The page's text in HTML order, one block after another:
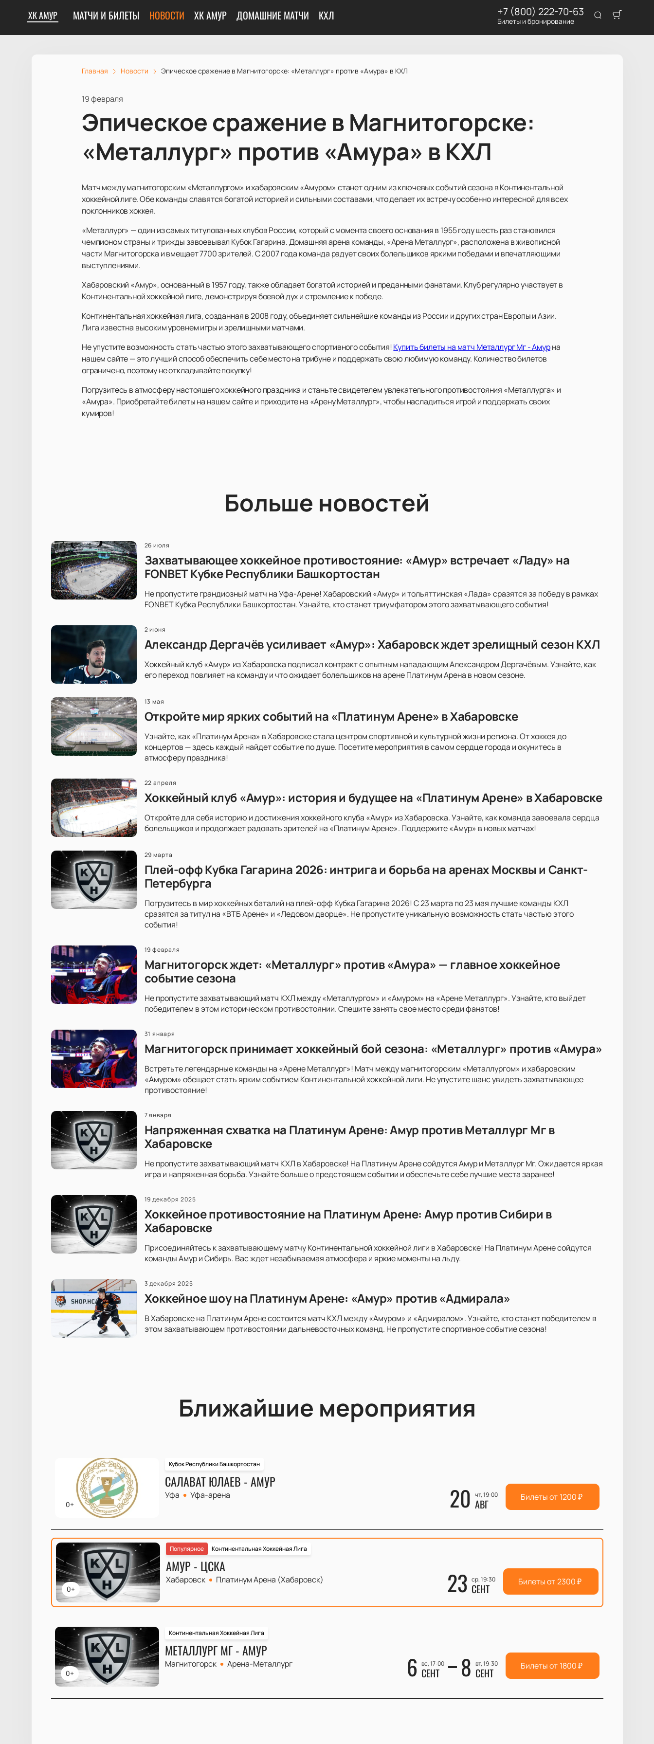
ХК АМУР МАТЧИ И БИЛЕТЫ НОВОСТИ ХК АМУР ДОМАШНИЕ МАТЧИ КХЛ +7 (800) 222-70-63
Билеты и бронирование
Главная Новости Эпическое сражение в Магнитогорске: «Металлург» против «Амура» в КХЛ
19 февраля
Эпическое сражение в Магнитогорске:
«Металлург» против «Амура» в КХЛ
Матч между магнитогорским «Металлургом» и хабаровским «Амуром» станет одним из ключевых событий сезона в Континентальной
хоккейной лиге. Обе команды славятся богатой историей и сильными составами, что делает их встречу особенно интересной для всех
поклонников хоккея.
«Металлург» — один из самых титулованных клубов России, который с момента своего основания в 1955 году шесть раз становился
чемпионом страны и трижды завоевывал Кубок Гагарина. Домашняя арена команды, «Арена Металлург», расположена в живописной
части Магнитогорска и вмещает 7700 зрителей. С 2007 года команда радует своих болельщиков яркими победами и впечатляющими
выступлениями.
Хабаровский «Амур», основанный в 1957 году, также обладает богатой историей и преданными фанатами. Клуб регулярно участвует в
Континентальной хоккейной лиге, демонстрируя боевой дух и стремление к победе.
Континентальная хоккейная лига, созданная в 2008 году, объединяет сильнейшие команды из России и других стран Европы и Азии.
Лига известна высоким уровнем игры и зрелищными матчами.
Не упустите возможность стать частью этого захватывающего спортивного события! Купить билеты на матч Металлург Мг - Амурна
нашем сайте — это лучший способ обеспечить себе место на трибуне и поддержать свою любимую команду. Количество билетов
ограничено, поэтому не откладывайте покупку!
Погрузитесь в атмосферу настоящего хоккейного праздника и станьте свидетелем увлекательного противостояния «Металлурга» и
«Амура». Приобретайте билеты на нашем сайте и приходите на «Арену Металлург», чтобы насладиться игрой и поддержать своих
кумиров!
Больше новостей
26 июля
Захватывающее хоккейное противостояние: «Амур» встречает «Ладу» на
FONBET Кубке Республики Башкортостан
Не пропустите грандиозный матч на Уфа-Арене! Хабаровский «Амур» и тольяттинская «Лада» сразятся за победу в рамках
FONBET Кубка Республики Башкортостан. Узнайте, кто станет триумфатором этого захватывающего события!
2 июня
Александр Дергачёв усиливает «Амур»: Хабаровск ждет зрелищный сезон КХЛ
Хоккейный клуб «Амур» из Хабаровска подписал контракт с опытным нападающим Александром Дергачёвым. Узнайте, как
его переход повлияет на команду и что ожидает болельщиков на арене Платинум Арена в новом сезоне.
13 мая
Откройте мир ярких событий на «Платинум Арене» в Хабаровске
Узнайте, как «Платинум Арена» в Хабаровске стала центром спортивной и культурной жизни региона. От хоккея до
концертов — здесь каждый найдет событие по душе. Посетите мероприятия в самом сердце города и окунитесь в
атмосферу праздника!
22 апреля
Хоккейный клуб «Амур»: история и будущее на «Платинум Арене» в Хабаровске
Откройте для себя историю и достижения хоккейного клуба «Амур» из Хабаровска. Узнайте, как команда завоевала сердца
болельщиков и продолжает радовать зрителей на «Платинум Арене». Поддержите «Амур» в новых матчах!
29 марта
Плей-офф Кубка Гагарина 2026: интрига и борьба на аренах Москвы и Санкт-
Петербурга
Погрузитесь в мир хоккейных баталий на плей-офф Кубка Гагарина 2026! С 23 марта по 23 мая лучшие команды КХЛ
сразятся за титул на «ВТБ Арене» и «Ледовом дворце». Не пропустите уникальную возможность стать частью этого
события!
19 февраля
Магнитогорск ждет: «Металлург» против «Амура» — главное хоккейное
событие сезона
Не пропустите захватывающий матч КХЛ между «Металлургом» и «Амуром» на «Арене Металлург». Узнайте, кто выйдет
победителем в этом историческом противостоянии. Спешите занять свое место среди фанатов!
31 января
Магнитогорск принимает хоккейный бой сезона: «Металлург» против «Амура»
Встретьте легендарные команды на «Арене Металлург»! Матч между магнитогорским «Металлургом» и хабаровским
«Амуром» обещает стать ярким событием Континентальной хоккейной лиги. Не упустите шанс увидеть захватывающее
противостояние!
7 января
Напряженная схватка на Платинум Арене: Амур против Металлург Мг в
Хабаровске
Не пропустите захватывающий матч КХЛ в Хабаровске! На Платинум Арене сойдутся Амур и Металлург Мг. Ожидается яркая
игра и напряженная борьба. Узнайте больше о предстоящем событии и обеспечьте себе лучшие места заранее!
19 декабря 2025
Хоккейное противостояние на Платинум Арене: Амур против Сибири в
Хабаровске
Присоединяйтесь к захватывающему матчу Континентальной хоккейной лиги в Хабаровске! На Платинум Арене сойдутся
команды Амур и Сибирь. Вас ждет незабываемая атмосфера и яркие моменты на льду.
3 декабря 2025
Хоккейное шоу на Платинум Арене: «Амур» против «Адмирала»
В Хабаровске на Платинум Арене состоится матч КХЛ между «Амуром» и «Адмиралом». Узнайте, кто станет победителем в
этом захватывающем противостоянии дальневосточных команд. Не пропустите спортивное событие сезона!
Ближайшие мероприятия
0+
Кубок Республики Башкортостан
САЛАВАТ ЮЛАЕВ - АМУР
Уфа Уфа-арена 20 чт, 19:00
АВГ Билеты от 1200₽
0+
Континентальная Хоккейная Лига
Популярное
АМУР - ЦСКА
Хабаровск Платинум Арена (Хабаровск) 23 ср, 19:30
СЕНТ Билеты от 2300₽
0+
Континентальная Хоккейная Лига
МЕТАЛЛУРГ МГ - АМУР
Магнитогорск Арена-Металлург 6 вс, 17:00
СЕНТ 8 вт, 19:30
СЕНТ Билеты от 1800₽